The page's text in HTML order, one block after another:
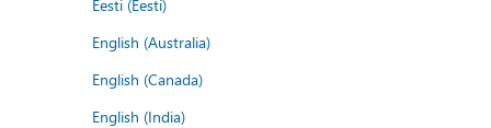
Eesti (Eesti)
English (Australia)
English (Canada)
English (India)